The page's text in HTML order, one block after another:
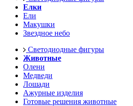
Елки
Ели
Макушки
Звездное небо
Светодиодные фигуры
Животные
Олени
Медведи
Лошади
Ажурные изделия
Готовые решения животные